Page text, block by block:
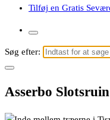
Tilføj en Gratis
Søg efter:
Asserbo Slotsruin